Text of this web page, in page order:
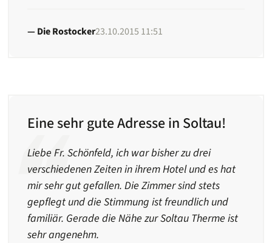
Die Rostocker23.10.2015 11:51
Eine sehr gute Adresse in Soltau!
Liebe Fr. Schönfeld, ich war bisher zu drei
verschiedenen Zeiten in ihrem Hotel und es hat
mir sehr gut gefallen. Die Zimmer sind stets
gepflegt und die Stimmung ist freundlich und
familiär. Gerade die Nähe zur Soltau Therme ist
sehr angenehm.